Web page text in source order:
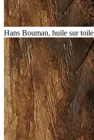
Hans Bouman, huile sur toile